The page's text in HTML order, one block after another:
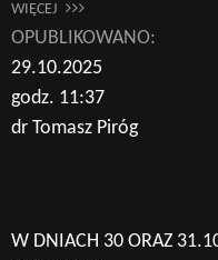
WIĘCEJ
OPUBLIKOWANO:
29.10.2025
godz. 11:37
dr Tomasz Piróg
W DNIACH 30 ORAZ